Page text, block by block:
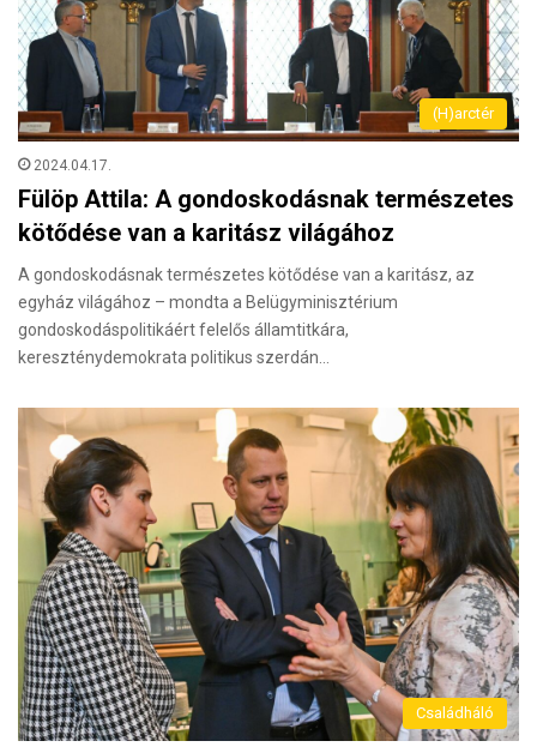
(H)arctér
2024.04.17.
Fülöp Attila: A gondoskodásnak természetes
kötődése van a karitász világához
A gondoskodásnak természetes kötődése van a karitász, az
egyház világához – mondta a Belügyminisztérium
gondoskodáspolitikáért felelős államtitkára,
kereszténydemokrata politikus szerdán…
Családháló